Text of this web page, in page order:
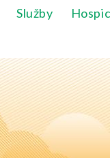
Služby Hospic